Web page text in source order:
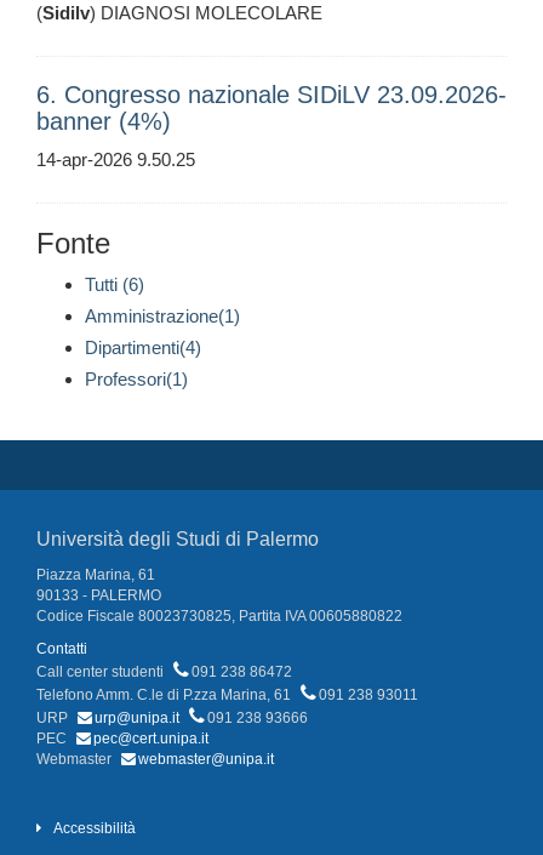
(Sidilv) DIAGNOSI MOLECOLARE
6. Congresso nazionale SIDiLV 23.09.2026-
banner (4%)
14-apr-2026 9.50.25
Fonte
Tutti (6)
Amministrazione(1)
Dipartimenti(4)
Professori(1)
Università degli Studi di Palermo
Piazza Marina, 61
90133 - PALERMO
Codice Fiscale 80023730825, Partita IVA 00605880822
Contatti
Call center studenti
091 238 86472
Telefono Amm. C.le di P.zza Marina, 61
091 238 93011
URP
urp@unipa.it
091 238 93666
PEC
pec@cert.unipa.it
Webmaster
webmaster@unipa.it
Accessibilità